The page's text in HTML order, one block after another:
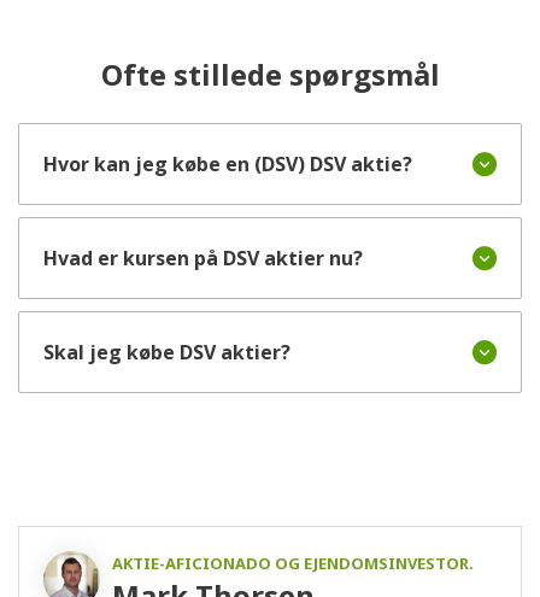
Ofte stillede spørgsmål
Hvor kan jeg købe en (DSV) DSV aktie?
Hvad er kursen på DSV aktier nu?
Skal jeg købe DSV aktier?
AKTIE-AFICIONADO OG EJENDOMSINVESTOR.